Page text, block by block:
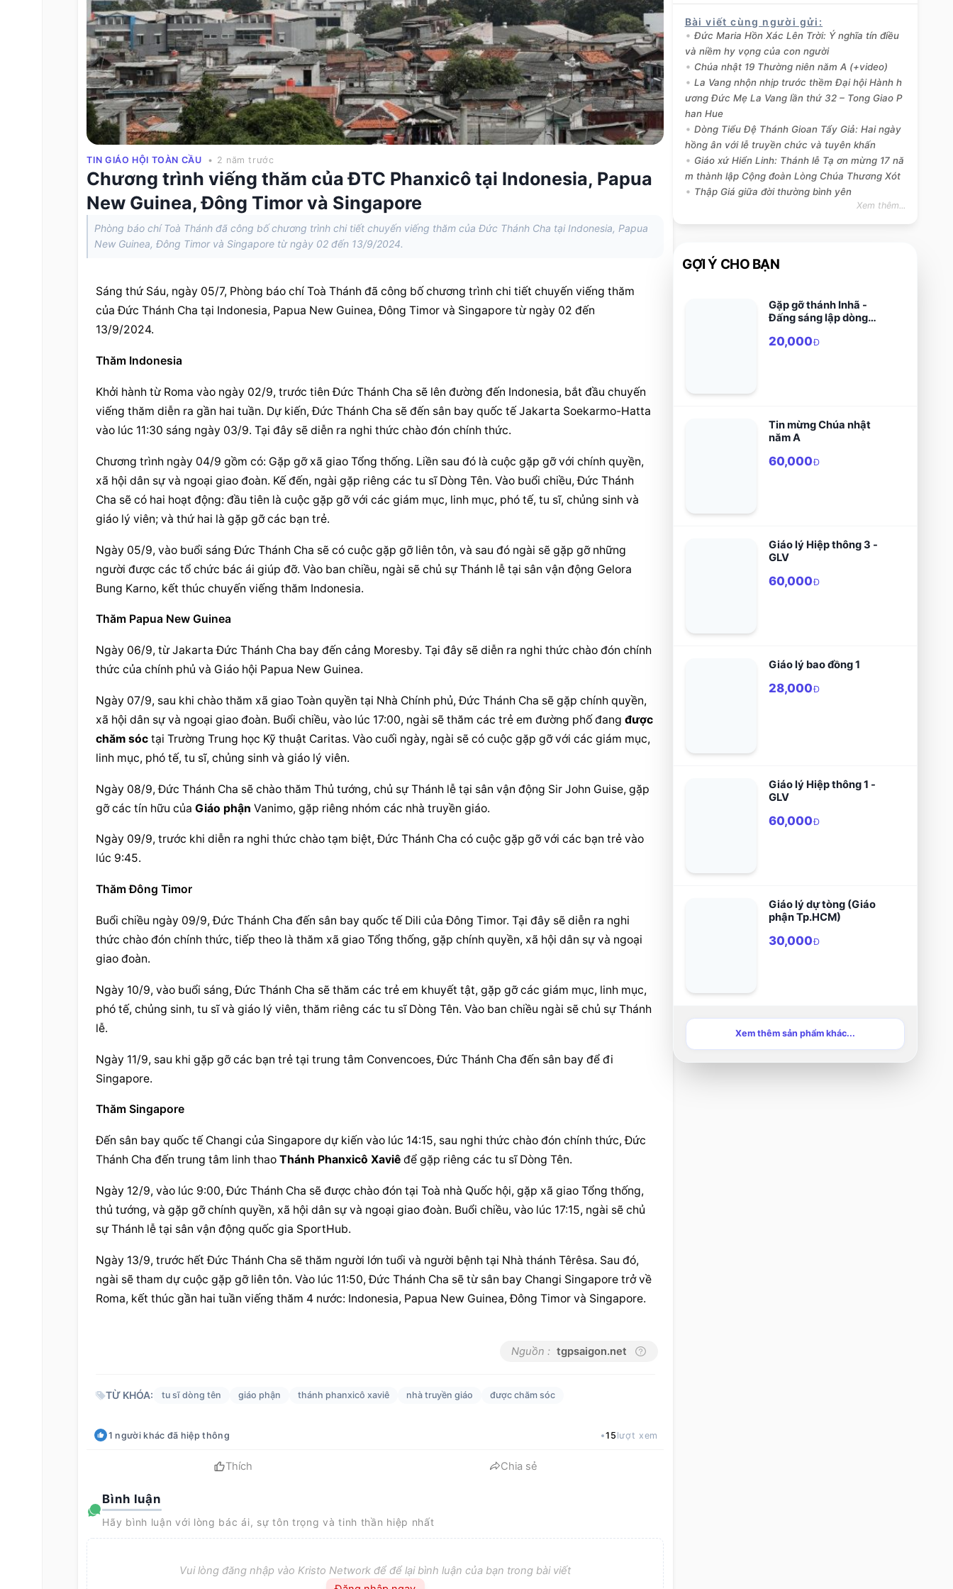
TIN GIÁO HỘI TOÀN CẦU • 2 năm trước
Chương trình viếng thăm của ĐTC Phanxicô tại Indonesia, Papua
New Guinea, Đông Timor và Singapore
Phòng báo chí Toà Thánh đã công bố chương trình chi tiết chuyến viếng thăm của Đức Thánh Cha tại Indonesia, Papua
New Guinea, Đông Timor và Singapore từ ngày 02 đến 13/9/2024.
Sáng thứ Sáu, ngày 05/7, Phòng báo chí Toà Thánh đã công bố chương trình chi tiết chuyến viếng thăm
của Đức Thánh Cha tại Indonesia, Papua New Guinea, Đông Timor và Singapore từ ngày 02 đến
13/9/2024.
Thăm Indonesia
Khởi hành từ Roma vào ngày 02/9, trước tiên Đức Thánh Cha sẽ lên đường đến Indonesia, bắt đầu chuyến
viếng thăm diễn ra gần hai tuần. Dự kiến, Đức Thánh Cha sẽ đến sân bay quốc tế Jakarta Soekarmo-Hatta
vào lúc 11:30 sáng ngày 03/9. Tại đây sẽ diễn ra nghi thức chào đón chính thức.
Chương trình ngày 04/9 gồm có: Gặp gỡ xã giao Tổng thống. Liền sau đó là cuộc gặp gỡ với chính quyền,
xã hội dân sự và ngoại giao đoàn. Kế đến, ngài gặp riêng các tu sĩ Dòng Tên. Vào buổi chiều, Đức Thánh
Cha sẽ có hai hoạt động: đầu tiên là cuộc gặp gỡ với các giám mục, linh mục, phó tế, tu sĩ, chủng sinh và
giáo lý viên; và thứ hai là gặp gỡ các bạn trẻ.
Ngày 05/9, vào buổi sáng Đức Thánh Cha sẽ có cuộc gặp gỡ liên tôn, và sau đó ngài sẽ gặp gỡ những
người được các tổ chức bác ái giúp đỡ. Vào ban chiều, ngài sẽ chủ sự Thánh lễ tại sân vận động Gelora
Bung Karno, kết thúc chuyến viếng thăm Indonesia.
Thăm Papua New Guinea
Ngày 06/9, từ Jakarta Đức Thánh Cha bay đến cảng Moresby. Tại đây sẽ diễn ra nghi thức chào đón chính
thức của chính phủ và Giáo hội Papua New Guinea.
Ngày 07/9, sau khi chào thăm xã giao Toàn quyền tại Nhà Chính phủ, Đức Thánh Cha sẽ gặp chính quyền,
xã hội dân sự và ngoại giao đoàn. Buổi chiều, vào lúc 17:00, ngài sẽ thăm các trẻ em đường phố đang được
chăm sóc tại Trường Trung học Kỹ thuật Caritas. Vào cuối ngày, ngài sẽ có cuộc gặp gỡ với các giám mục,
linh mục, phó tế, tu sĩ, chủng sinh và giáo lý viên.
Ngày 08/9, Đức Thánh Cha sẽ chào thăm Thủ tướng, chủ sự Thánh lễ tại sân vận động Sir John Guise, gặp
gỡ các tín hữu của Giáo phận Vanimo, gặp riêng nhóm các nhà truyền giáo.
Ngày 09/9, trước khi diễn ra nghi thức chào tạm biệt, Đức Thánh Cha có cuộc gặp gỡ với các bạn trẻ vào
lúc 9:45.
Thăm Đông Timor
Buổi chiều ngày 09/9, Đức Thánh Cha đến sân bay quốc tế Dili của Đông Timor. Tại đây sẽ diễn ra nghi
thức chào đón chính thức, tiếp theo là thăm xã giao Tổng thống, gặp chính quyền, xã hội dân sự và ngoại
giao đoàn.
Ngày 10/9, vào buổi sáng, Đức Thánh Cha sẽ thăm các trẻ em khuyết tật, gặp gỡ các giám mục, linh mục,
phó tế, chủng sinh, tu sĩ và giáo lý viên, thăm riêng các tu sĩ Dòng Tên. Vào ban chiều ngài sẽ chủ sự Thánh
lễ.
Ngày 11/9, sau khi gặp gỡ các bạn trẻ tại trung tâm Convencoes, Đức Thánh Cha đến sân bay để đi
Singapore.
Thăm Singapore
Đến sân bay quốc tế Changi của Singapore dự kiến vào lúc 14:15, sau nghi thức chào đón chính thức, Đức
Thánh Cha đến trung tâm linh thao Thánh Phanxicô Xaviê để gặp riêng các tu sĩ Dòng Tên.
Ngày 12/9, vào lúc 9:00, Đức Thánh Cha sẽ được chào đón tại Toà nhà Quốc hội, gặp xã giao Tổng thống,
thủ tướng, và gặp gỡ chính quyền, xã hội dân sự và ngoại giao đoàn. Buổi chiều, vào lúc 17:15, ngài sẽ chủ
sự Thánh lễ tại sân vận động quốc gia SportHub.
Ngày 13/9, trước hết Đức Thánh Cha sẽ thăm người lớn tuổi và người bệnh tại Nhà thánh Têrêsa. Sau đó,
ngài sẽ tham dự cuộc gặp gỡ liên tôn. Vào lúc 11:50, Đức Thánh Cha sẽ từ sân bay Changi Singapore trở về
Roma, kết thúc gần hai tuần viếng thăm 4 nước: Indonesia, Papua New Guinea, Đông Timor và Singapore.
Nguồn : tgpsaigon.net
TỪ KHÓA: tu sĩ dòng tên giáo phận thánh phanxicô xaviê nhà truyền giáo được chăm sóc
1 người khác đã hiệp thông 15 lượt xem
Thích Chia sẻ
Bình luận
Hãy bình luận với lòng bác ái, sự tôn trọng và tinh thần hiệp nhất
Vui lòng đăng nhập vào Kristo Network để để lại bình luận của bạn trong bài viết
Bài viết cùng người gửi :
Đức Maria Hồn Xác Lên Trời: Ý nghĩa tín điều
và niềm hy vọng của con người
Chúa nhật 19 Thường niên năm A (+video)
La Vang nhộn nhịp trước thềm Đại hội Hành h
ương Đức Mẹ La Vang lần thứ 32 – Tong Giao P
han Hue
Dòng Tiểu Đệ Thánh Gioan Tẩy Giả: Hai ngày
hồng ân với lễ truyền chức và tuyên khấn
Giáo xứ Hiển Linh: Thánh lễ Tạ ơn mừng 17 nă
m thành lập Cộng đoàn Lòng Chúa Thương Xót
Thập Giá giữa đời thường bình yên
Xem thêm...
GỢI Ý CHO BẠN
Gặp gỡ thánh Inhã -
Đấng sáng lập dòng
20,000Đ
Tin mừng Chúa nhật
năm A
60,000Đ
Giáo lý Hiệp thông 3 -
GLV
60,000Đ
Giáo lý bao đồng 1
28,000Đ
Giáo lý Hiệp thông 1 -
GLV
60,000Đ
Giáo lý dự tòng (Giáo
phận Tp.HCM)
30,000Đ
Xem thêm sản phẩm khác...